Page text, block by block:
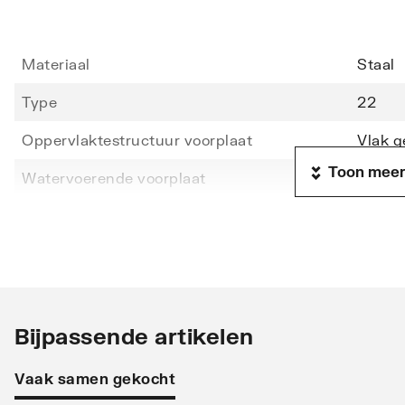
Materiaal Staal
Type 22
Oppervlaktestructuur voorplaat Vlak
Watervoerende voorplaat Nee
Warmteafgifte EN 442 20°C - 55/45
Toon meer
Bijpassende artikelen
Vaak samen gekocht